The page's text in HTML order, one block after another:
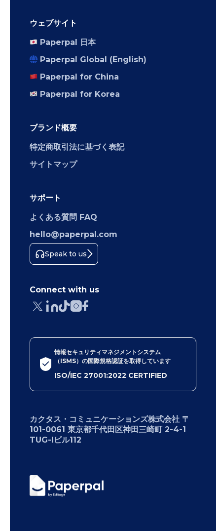
ウェブサイト
Paperpal 日本
Paperpal Global (English)
Paperpal for China
Paperpal for Korea
ブランド概要
特定商取引法に基づく表記
サイトマップ
サポート
よくある質問 FAQ
hello@paperpal.com
Speak to us
Connect with us
情報セキュリティマネジメントシステム
（ISMS）の国際規格認証を取得しています
ISO/IEC 27001:2022 CERTIFIED
カクタス・コミュニケーションズ株式会社 〒
101-0061 東京都千代田区神田三崎町 2-4-1
TUG-Iビル112